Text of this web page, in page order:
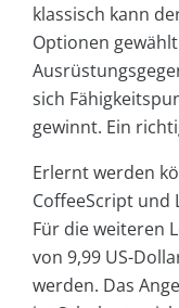
klassisch kann
Optionen
sich
gewinnt. Ein
Erlernt werden
CoffeeScript und
Für die weiteren
von 9,99 US-
werden. Das